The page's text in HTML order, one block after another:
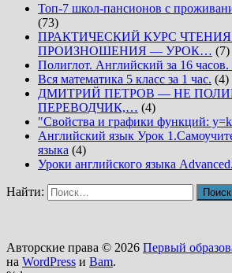
Топ-7 школ-пансионов с
(73)
ПРАКТИЧЕСКИЙ КУРС
ПРОИЗНОШЕНИЯ — УРОК… (7)
Полиглот. Английский за 16
Вся математика 5 класс за 1 час. (4)
ДМИТРИЙ ПЕТРОВ — НЕ
ПЕРЕВОДЧИК,… (4)
"Свойства и графики функций:
Английский язык Урок
языка (4)
Уроки английского языка
Найти:
Авторские права © 2026 Первый
на WordPress и Bam.